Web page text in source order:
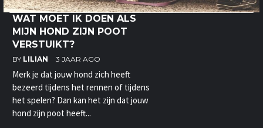
WAT MOET IK DOEN ALS
MIJN HOND ZIJN POOT
VERSTUIKT?
BY LILIAN 3 JAAR AGO
Merk je dat jouw hond zich heeft
bezeerd tijdens het rennen of tijdens
het spelen? Dan kan het zijn dat jouw
hond zijn poot heeft...